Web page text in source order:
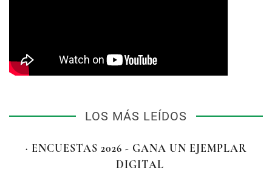
LOS MÁS LEÍDOS
· ENCUESTAS 2026 - GANA UN EJEMPLAR
DIGITAL